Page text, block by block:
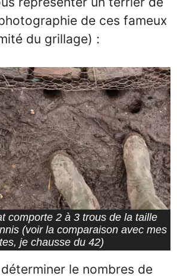
de ces fameux
du grillage) :
comporte 2 à 3 trous de la taille
(voir la comparaison avec mes
je chausse du 42)
le nombres de